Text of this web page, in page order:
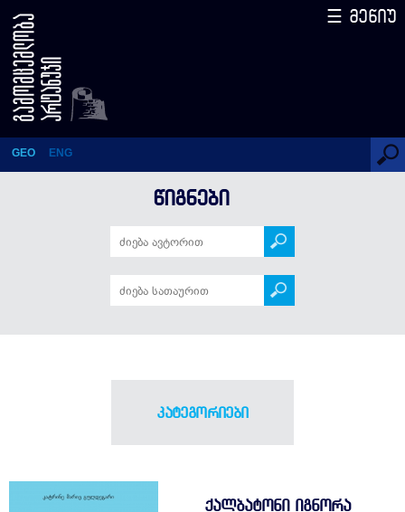
წიგნები
GEO ENG
☰ მენიუ
ᲬᲘᲒᲜᲔᲑᲘ
კატეგორიები
ᲥᲐᲚᲑᲐᲢᲝᲜᲘ ᲘᲒᲜᲝᲠᲐ